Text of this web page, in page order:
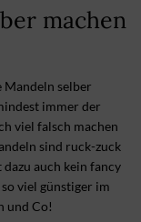
machen
Mandeln selber
immer der
viel falsch machen
sind ruck-zuck
auch kein fancy
viel günstiger im
und Co!